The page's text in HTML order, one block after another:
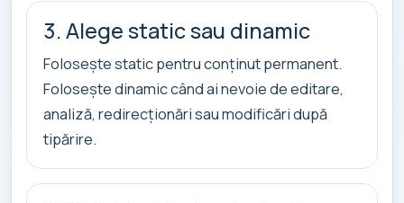
3. Alege static sau dinamic
Folosește static pentru conținut permanent.
Folosește dinamic când ai nevoie de editare,
analiză, redirecționări sau modificări după
tipărire.